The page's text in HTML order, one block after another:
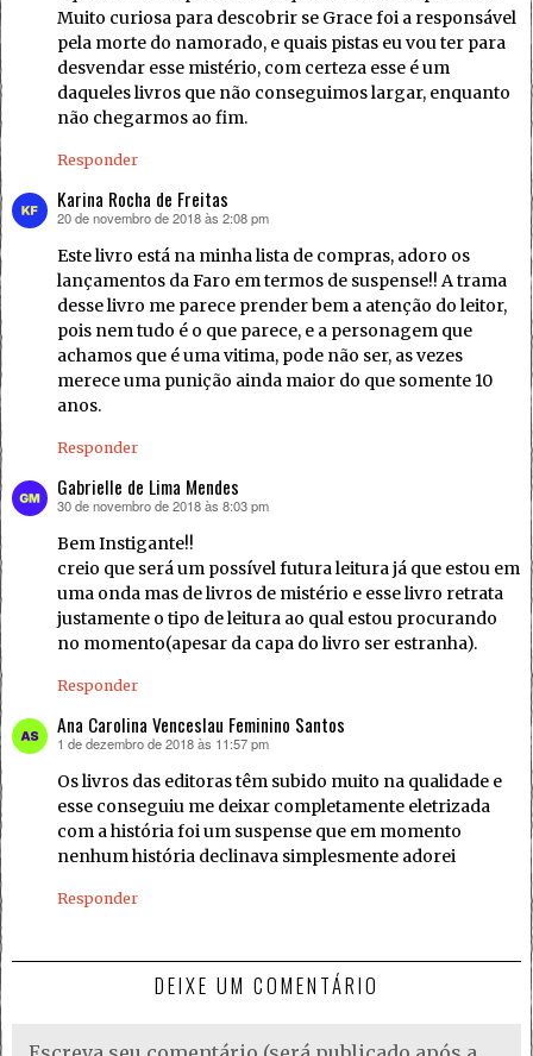
Muito curiosa para descobrir se Grace foi a responsável
pela morte do namorado, e quais pistas eu vou ter para
desvendar esse mistério, com certeza esse é um
daqueles livros que não conseguimos largar, enquanto
não chegarmos ao fim.
Responder
Karina Rocha de Freitas
disse:
20 de novembro de 2018 às 2:08 pm
Este livro está na minha lista de compras, adoro os
lançamentos da Faro em termos de suspense!! A trama
desse livro me parece prender bem a atenção do leitor,
pois nem tudo é o que parece, e a personagem que
achamos que é uma vitima, pode não ser, as vezes
merece uma punição ainda maior do que somente 10
anos.
Responder
Gabrielle de Lima Mendes
disse:
30 de novembro de 2018 às 8:03 pm
Bem Instigante!!
creio que será um possível futura leitura já que estou em
uma onda mas de livros de mistério e esse livro retrata
justamente o tipo de leitura ao qual estou procurando
no momento(apesar da capa do livro ser estranha).
Responder
Ana Carolina Venceslau Feminino Santos
disse:
1 de dezembro de 2018 às 11:57 pm
Os livros das editoras têm subido muito na qualidade e
esse conseguiu me deixar completamente eletrizada
com a história foi um suspense que em momento
nenhum história declinava simplesmente adorei
Responder
DEIXE UM COMENTÁRIO